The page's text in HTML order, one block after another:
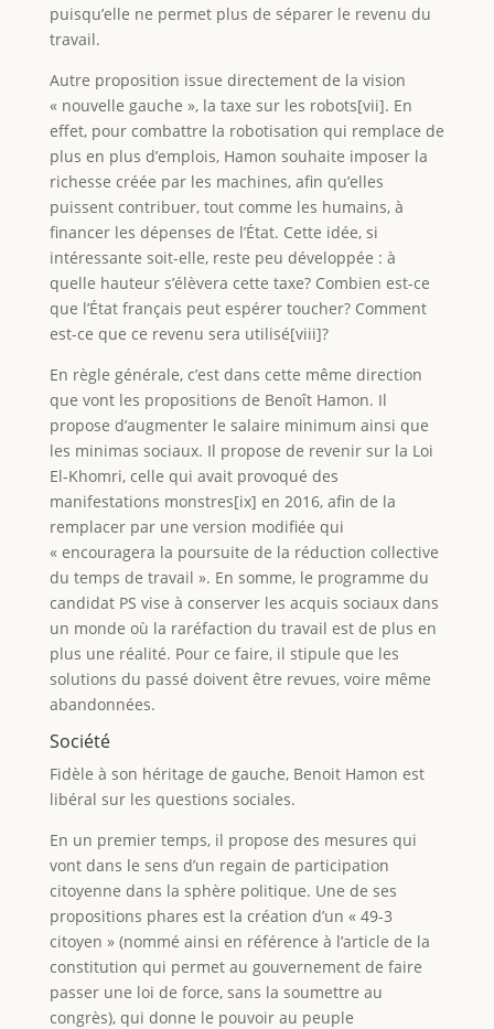
puisqu’elle ne permet plus de séparer le revenu du
travail.
Autre proposition issue directement de la vision
« nouvelle gauche », la taxe sur les robots[vii]. En
effet, pour combattre la robotisation qui remplace de
plus en plus d’emplois, Hamon souhaite imposer la
richesse créée par les machines, afin qu’elles
puissent contribuer, tout comme les humains, à
financer les dépenses de l’État. Cette idée, si
intéressante soit-elle, reste peu développée : à
quelle hauteur s’élèvera cette taxe? Combien est-ce
que l’État français peut espérer toucher? Comment
est-ce que ce revenu sera utilisé[viii]?
En règle générale, c’est dans cette même direction
que vont les propositions de Benoît Hamon. Il
propose d’augmenter le salaire minimum ainsi que
les minimas sociaux. Il propose de revenir sur la Loi
El-Khomri, celle qui avait provoqué des
manifestations monstres[ix] en 2016, afin de la
remplacer par une version modifiée qui
« encouragera la poursuite de la réduction collective
du temps de travail ». En somme, le programme du
candidat PS vise à conserver les acquis sociaux dans
un monde où la raréfaction du travail est de plus en
plus une réalité. Pour ce faire, il stipule que les
solutions du passé doivent être revues, voire même
abandonnées.
Société
Fidèle à son héritage de gauche, Benoit Hamon est
libéral sur les questions sociales.
En un premier temps, il propose des mesures qui
vont dans le sens d’un regain de participation
citoyenne dans la sphère politique. Une de ses
propositions phares est la création d’un « 49-3
citoyen » (nommé ainsi en référence à l’article de la
constitution qui permet au gouvernement de faire
passer une loi de force, sans la soumettre au
congrès), qui donne le pouvoir au peuple